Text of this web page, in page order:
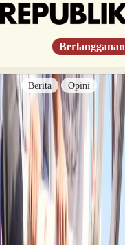
Berlangganan
Berita Opini